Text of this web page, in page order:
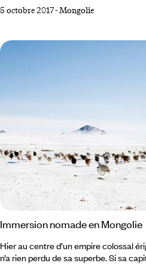
idées d'expériences à vivre en
veut dire « flexion artistique ». On
l'expression de « contorsion mongole ».
5 octobre 2017-Mongolie
Immersion nomade en Mongolie
Hier au centre d’un empire colossal
n’a rien perdu de sa superbe. Si sa